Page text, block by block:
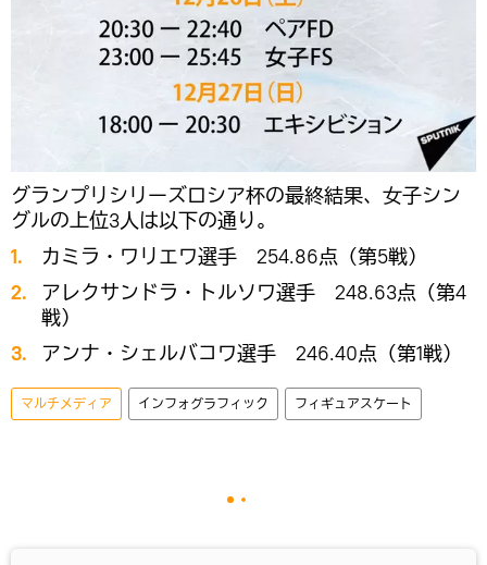
グランプリシリーズロシア杯の最終結果、女子シン
グルの上位3人は以下の通り。
カミラ・ワリエワ選手 254.86点（第5戦）
アレクサンドラ・トルソワ選手 248.63点（第4
戦）
アンナ・シェルバコワ選手 246.40点（第1戦）
マルチメディア インフォグラフィック フィギュアスケート